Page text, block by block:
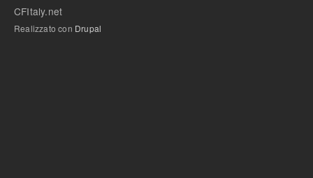
CFItaly.net
Realizzato con Drupal